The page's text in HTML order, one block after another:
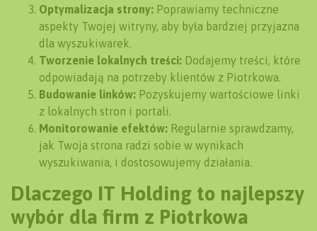
Optymalizacja strony: Poprawiamy techniczne
aspekty Twojej witryny, aby była bardziej przyjazna
dla wyszukiwarek.
Tworzenie lokalnych treści: Dodajemy treści, które
odpowiadają na potrzeby klientów z Piotrkowa.
Budowanie linków: Pozyskujemy wartościowe linki
z lokalnych stron i portali.
Monitorowanie efektów: Regularnie sprawdzamy,
jak Twoja strona radzi sobie w wynikach
wyszukiwania, i dostosowujemy działania.
Dlaczego IT Holding to najlepszy
wybór dla firm z Piotrkowa